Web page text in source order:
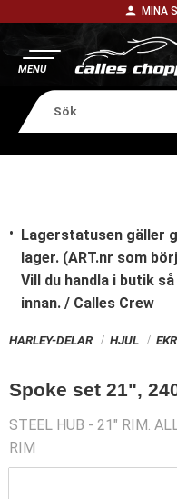
person MINA
Lagerstatusen gäller
lager. (ART.nr som
Vill du handla i butik
innan. / Calles Crew
HARLEY-DELAR HJUL
Spoke set 21",
STEEL HUB - 21" RIM.
RIM